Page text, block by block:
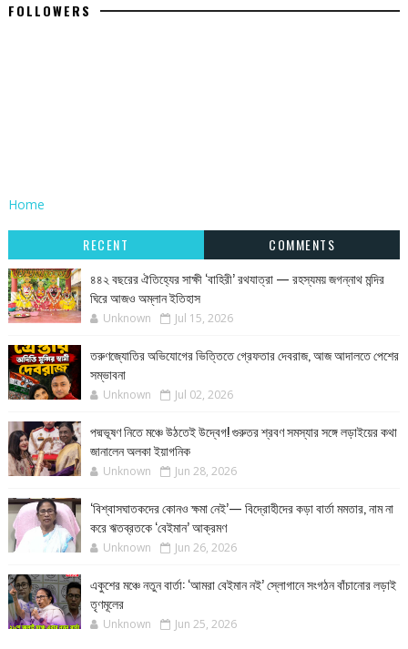
FOLLOWERS
Home
RECENT
COMMENTS
৪৪২ বছরের ঐতিহ্যের সাক্ষী ‘বাহিরী’ রথযাত্রা — রহস্যময় জগন্নাথ মন্দির
ঘিরে আজও অম্লান ইতিহাস
Unknown Jul 15, 2026
তরুণজ্যোতির অভিযোগের ভিত্তিতে গ্রেফতার দেবরাজ, আজ আদালতে পেশের
সম্ভাবনা
Unknown Jul 02, 2026
পদ্মভূষণ নিতে মঞ্চে উঠতেই উদ্বেগ! গুরুতর শ্রবণ সমস্যার সঙ্গে লড়াইয়ের কথা
জানালেন অলকা ইয়াগনিক
Unknown Jun 28, 2026
‘বিশ্বাসঘাতকদের কোনও ক্ষমা নেই’— বিদ্রোহীদের কড়া বার্তা মমতার, নাম না
করে ঋতব্রতকে ‘বেইমান’ আক্রমণ
Unknown Jun 26, 2026
একুশের মঞ্চে নতুন বার্তা: ‘আমরা বেইমান নই’ স্লোগানে সংগঠন বাঁচানোর লড়াই
তৃণমূলের
Unknown Jun 25, 2026